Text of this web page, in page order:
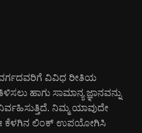
ವಿವಿಧ ರೀತಿಯ
ಹಾಗು ಸಾಮಾನ್ಯ ಜ್ಞಾನವನ್ನು
ನಿಮ್ಮ ಯಾವುದೇ
ಕೆಳಗಿನ ಲಿಂಕ್ ಉಪಯೋಗಿಸಿ